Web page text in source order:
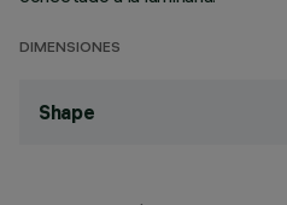
DIMENSIONES
Shape